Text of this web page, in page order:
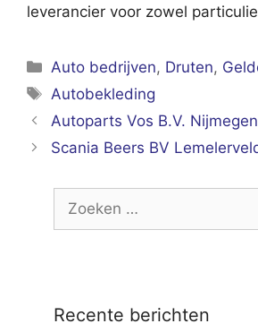
leverancier voor zowel
Categorieën
Auto bedrijven, Druten,
Tags
Autobekleding
Autoparts Vos B.V. Nijmegen
Scania Beers BV
Zoek
Recente berichten